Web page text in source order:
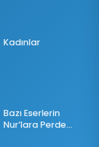
Kadınlar
Bazı Eserlerin
Nur’lara Perde